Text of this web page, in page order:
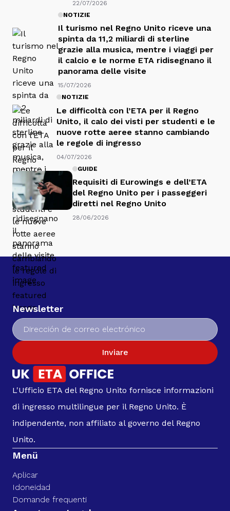
22/07/2026
NOTIZIE
Il turismo nel Regno Unito riceve una
spinta da 11,2 miliardi di sterline
grazie alla musica, mentre i viaggi per
il calcio e le norme ETA ridisegnano il
panorama delle visite
15/07/2026
NOTIZIE
Le difficoltà con l’ETA per il Regno
Unito, il calo dei visti per studenti e le
nuove rotte aeree stanno cambiando
le regole di ingresso
04/07/2026
GUIDE
Requisiti di Eurowings e dell’ETA
del Regno Unito per i passeggeri
diretti nel Regno Unito
28/06/2026
Newsletter
Inviare
L'Ufficio ETA del Regno Unito fornisce informazioni
di ingresso multilingue per il Regno Unito. È
indipendente, non affiliato al governo del Regno
Unito.
Menü
Aplicar
Idoneidad
Domande frequenti